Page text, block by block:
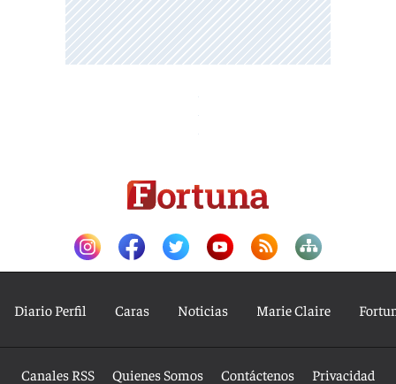
Diario Perfil Caras Noticias Marie Claire
Canales RSS Quienes Somos Contáctenos Privacidad